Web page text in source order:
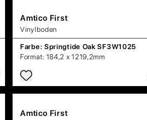
Amtico First
Vinylboden
Farbe: Springtide Oak SF3W1025
Format: 184,2 x 1219,2mm
Amtico First